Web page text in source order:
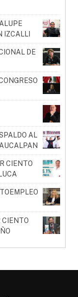
IZCALLI
DE
AL
CIENTO
CIENTO